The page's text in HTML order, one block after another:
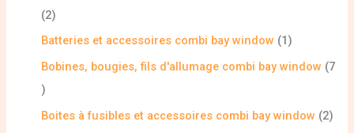
2
Batteries et accessoires combi bay window
1
Bobines, bougies, fils d'allumage combi bay window
7
Boites à fusibles et accessoires combi bay window
2